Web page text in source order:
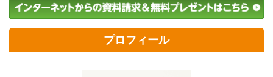
プロフィール